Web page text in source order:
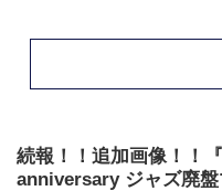
続報！！追加画像！！
anniversary ジャズ廃